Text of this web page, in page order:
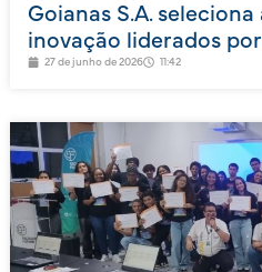
Goianas S.A.
inovação liderados
27 de junho de 2026 11:42